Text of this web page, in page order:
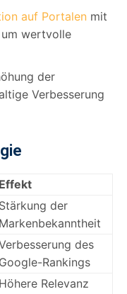
auf Portalen mit
wertvolle
der
Verbesserung
Effekt
Stärkung der
Markenbekanntheit
des
Google-Rankings
Höhere Relevanz